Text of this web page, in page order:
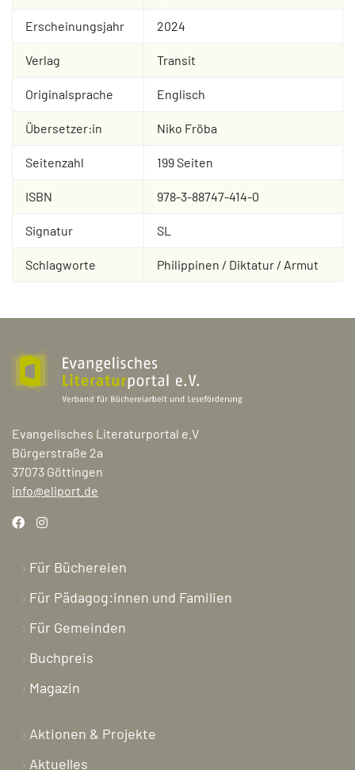
Erscheinungsjahr 2024
Verlag Transit
Originalsprache Englisch
Übersetzer:in Niko Fröba
Seitenzahl 199 Seiten
ISBN 978-3-88747-414-0
Signatur SL
Schlagworte Philippinen / Diktatur / Armut
Evangelisches Literaturportal e.V
Bürgerstraße 2a
37073 Göttingen
info@eliport.de
Für Büchereien
Für Pädagog:innen und Familien
Für Gemeinden
Buchpreis
Magazin
Aktionen & Projekte
Aktuelles